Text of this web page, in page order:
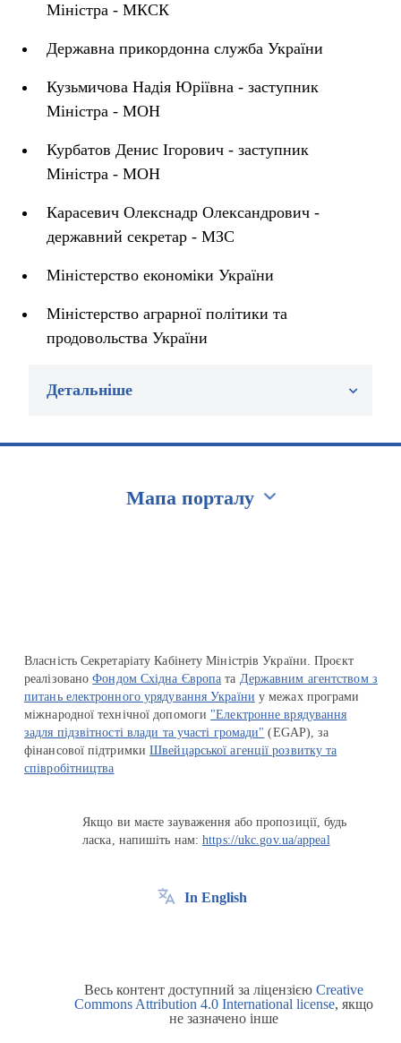
Міністра - МКСК
Державна прикордонна служба України
Кузьмичова Надія Юріївна - заступник
Міністра - МОН
Курбатов Денис Ігорович - заступник
Міністра - МОН
Карасевич Олекснадр Олександрович -
державний секретар - МЗС
Міністерство економіки України
Міністерство аграрної політики та
продовольства України
Детальніше
Мапа порталу
Власність Секретаріату Кабінету Міністрів України. Проєкт
реалізованоФондом Східна Європа та Державним агентством з
питань електронного урядування України у межах програми
міжнародної технічної допомоги "Електронне врядування
задля підзвітності влади та участі громади" (EGAP), за
фінансової підтримкиШвейцарської агенції розвитку та
співробітництва
Якщо ви маєте зауваження або пропозиції, будь
ласка, напишіть нам:https://ukc.gov.ua/appeal
In English
Весь контент доступний за ліцензією Creative
Commons Attribution 4.0 International license, якщо
не зазначено інше